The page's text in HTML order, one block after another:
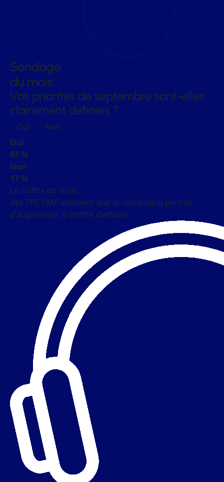
Sondage
du mois
Vos priorités de septembre sont-elles
clairement définies ?
Oui
Non
Oui
83 %
Non
17 %
Le chiffre du mois
des TPE PME estiment que le numérique permet
d’augmenter le chiffre d’affaires